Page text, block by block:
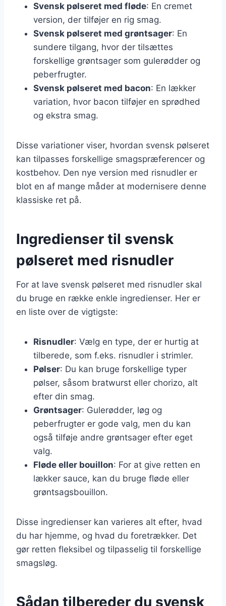
Svensk pølseret med fløde: En cremet
version, der tilføjer en rig smag.
Svensk pølseret med grøntsager: En
sundere tilgang, hvor der tilsættes
forskellige grøntsager som gulerødder og
peberfrugter.
Svensk pølseret med bacon: En lækker
variation, hvor bacon tilføjer en sprødhed
og ekstra smag.
Disse variationer viser, hvordan svensk pølseret
kan tilpasses forskellige smagspræferencer og
kostbehov. Den nye version med risnudler er
blot en af mange måder at modernisere denne
klassiske ret på.
Ingredienser til svensk
pølseret med risnudler
For at lave svensk pølseret med risnudler skal
du bruge en række enkle ingredienser. Her er
en liste over de vigtigste:
Risnudler: Vælg en type, der er hurtig at
tilberede, som f.eks. risnudler i strimler.
Pølser: Du kan bruge forskellige typer
pølser, såsom bratwurst eller chorizo, alt
efter din smag.
Grøntsager: Gulerødder, løg og
peberfrugter er gode valg, men du kan
også tilføje andre grøntsager efter eget
valg.
Fløde eller bouillon: For at give retten en
lækker sauce, kan du bruge fløde eller
grøntsagsbouillon.
Disse ingredienser kan varieres alt efter, hvad
du har hjemme, og hvad du foretrækker. Det
gør retten fleksibel og tilpasselig til forskellige
smagsløg.
Sådan tilbereder du svensk